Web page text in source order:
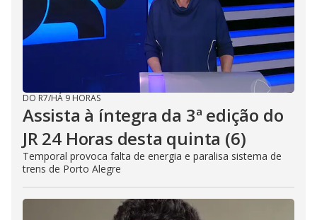
DO R7/HÁ 9 HORAS
Assista à íntegra da 3ª edição do
JR 24 Horas desta quinta (6)
Temporal provoca falta de energia e paralisa sistema de
trens de Porto Alegre